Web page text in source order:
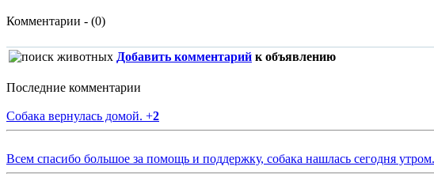
Комментарии - (0)
Добавить комментарий к объявлению
Последние комментарии
Собака вернулась домой. +2
Всем спасибо большое за помощь и поддержку, собака нашлась сегодня утром.